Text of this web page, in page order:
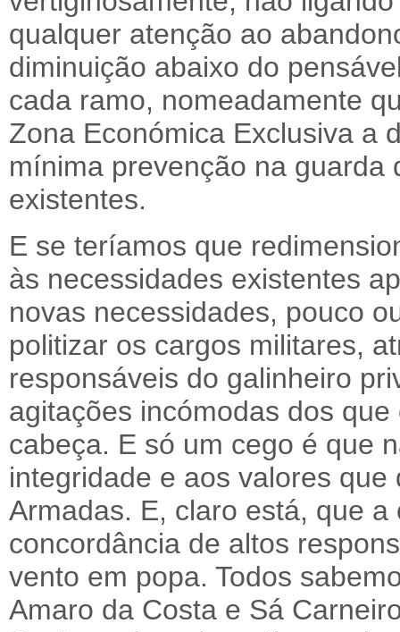
qualquer atenção ao
diminuição abaixo do
cada ramo, nomeadamente
Zona Económica Exclusiva a
mínima prevenção na guarda
existentes.
E se teríamos que
às necessidades existentes
novas necessidades, pouco
politizar os cargos militares,
responsáveis do galinheiro
agitações incómodas dos
cabeça. E só um cego é que
integridade e aos valores
Armadas. E, claro está, que
concordância de altos
vento em popa. Todos
Amaro da Costa e Sá